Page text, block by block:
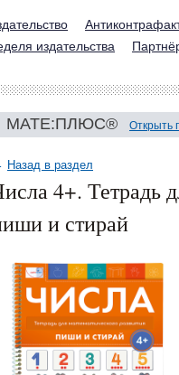
издательства
МАТЕ:ПЛЮС® Открыть
Назад в раздел
4+. Тетрадь
и стирай